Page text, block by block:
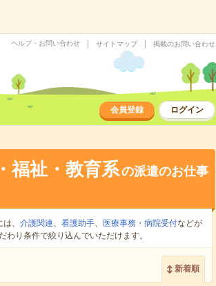
ヘルプ・お問い合わせ サイトマップ 掲載のお問い合わせ
会員登録 ログイン
福祉・教育系の派遣のお仕事
、 介護関連、 看護助手、 医療事務・病院受付などが
わり条件で絞り込んでいただけます。
新着順